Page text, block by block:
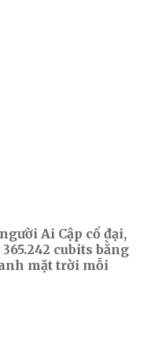
Ai Cập cổ đại,
cubits bằng
mặt trời mỗi